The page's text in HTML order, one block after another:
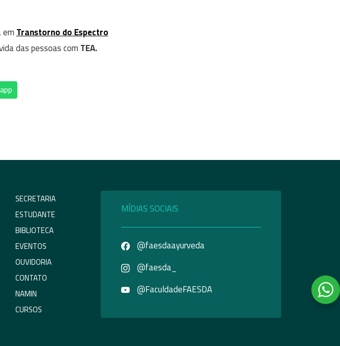
emTranstorno do Espectro
das pessoas comTEA.
SECRETARIA
ESTUDANTE
BIBLIOTECA
EVENTOS
OUVIDORIA
CONTATO
NAMIN
CURSOS
MÍDIAS SOCIAIS
@faesdaayurveda
@faesda_
@FaculdadeFAESDA